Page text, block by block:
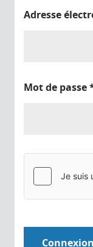
Adresse
Mot de passe